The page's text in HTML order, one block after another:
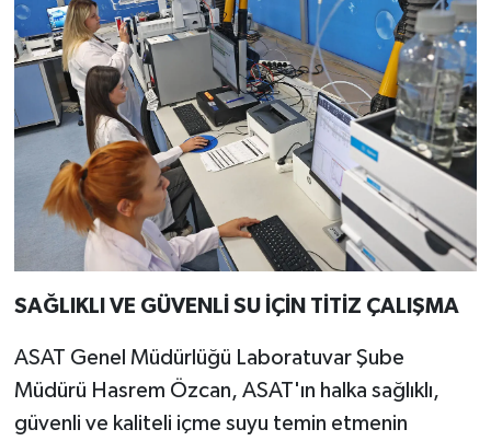
SAĞLIKLI VE GÜVENLİ SU İÇİN TİTİZ ÇALIŞMA
ASAT Genel Müdürlüğü Laboratuvar Şube
Müdürü Hasrem Özcan, ASAT'ın halka sağlıklı,
güvenli ve kaliteli içme suyu temin etmenin